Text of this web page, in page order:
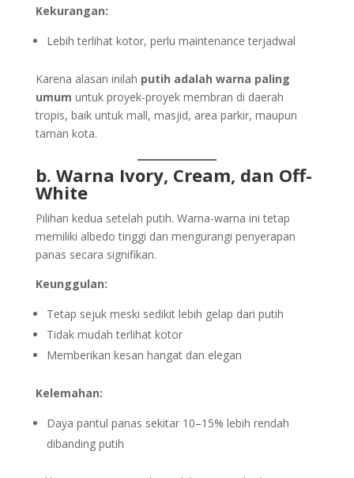
Kekurangan:
Lebih terlihat kotor, perlu maintenance terjadwal
Karena alasan inilah putih adalah warna paling
umum untuk proyek-proyek membran di daerah
tropis, baik untuk mall, masjid, area parkir, maupun
taman kota.
b. Warna Ivory, Cream, dan Off-
White
Pilihan kedua setelah putih. Warna-warna ini tetap
memiliki albedo tinggi dan mengurangi penyerapan
panas secara signifikan.
Keunggulan:
Tetap sejuk meski sedikit lebih gelap dari putih
Tidak mudah terlihat kotor
Memberikan kesan hangat dan elegan
Kelemahan:
Daya pantul panas sekitar 10–15% lebih rendah
dibanding putih